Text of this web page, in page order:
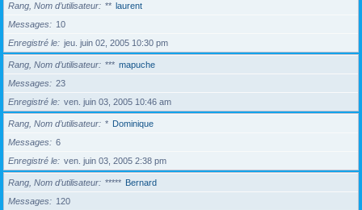
Rang, Nom d’utilisateur ** laurent
Messages
10
Enregistré le
jeu. juin 02, 2005 10:30 pm
Rang, Nom d’utilisateur *** mapuche
Messages
23
Enregistré le
ven. juin 03, 2005 10:46 am
Rang, Nom d’utilisateur * Dominique
Messages
6
Enregistré le
ven. juin 03, 2005 2:38 pm
Rang, Nom d’utilisateur ***** Bernard
Messages
120